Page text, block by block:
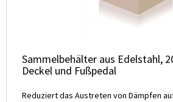
Sammelbehälter aus Edelstahl,
Deckel und Fußpedal
Reduziert das Austreten von Dämpfen